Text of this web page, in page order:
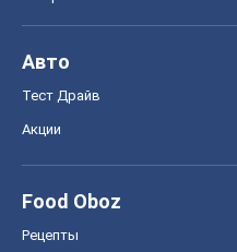
Авто
Тест Драйв
Акции
Food Oboz
Рецепты